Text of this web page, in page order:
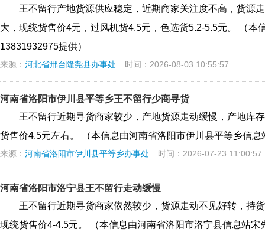
王不留行产地货源供应稳定，近期商家关注度不高，货源
大，现统货售价4元，过风机货4.5元，色选货5.2-5.5元。 （本
13831932975提供）
来源： 河北省邢台隆尧县办事处 时间：2026-08-03 10:55:57
河南省洛阳市伊川县平等乡王不留行少商寻货
王不留行近期寻货商家较少，产地货源走动缓慢，产地库
货售价4.5元左右。 （本信息由河南省洛阳市伊川县平等乡信
来源： 河南省洛阳市伊川县平等乡办事处 时间：2026-07-23 11:00:57
河南省洛阳市洛宁县王不留行走动缓慢
王不留行近期寻货商家依然较少，货源走动不见好转，持
现统货售价4-4.5元。 （本信息由河南省洛阳市洛宁县信息站宋